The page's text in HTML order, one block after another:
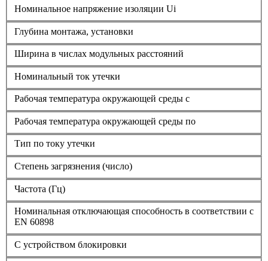
Номинальное напряжение изоляции Ui
Глубина монтажа, установки
Ширина в числах модульных расстояний
Номинальный ток утечки
Рабочая температура окружающей среды с
Рабочая температура окружающей среды по
Тип по току утечки
Степень загрязнения (число)
Частота (Гц)
Номинальная отключающая способность в соответствии с
EN 60898
С устройством блокировки